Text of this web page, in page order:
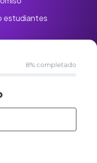
estudiantes